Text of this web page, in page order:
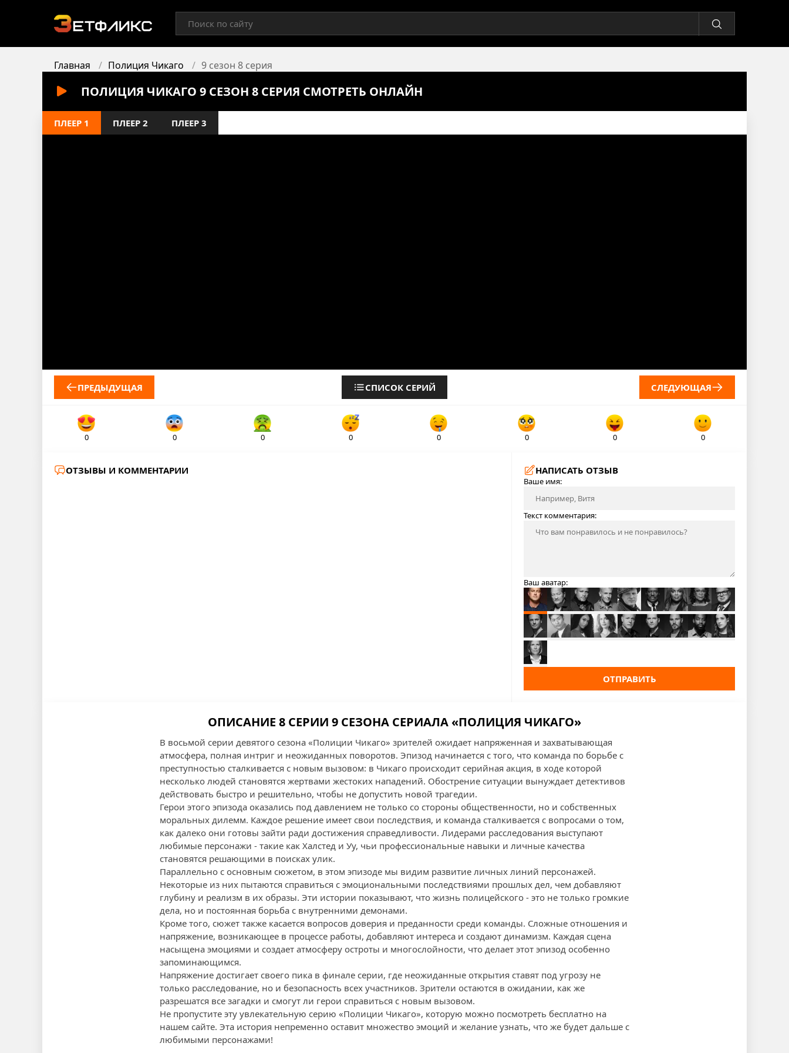
Главная Полиция Чикаго 9 сезон 8 серия
ПОЛИЦИЯ ЧИКАГО 9 СЕЗОН 8 СЕРИЯ СМОТРЕТЬ ОНЛАЙН
ПЛЕЕР 1 ПЛЕЕР 2 ПЛЕЕР 3
ПРЕДЫДУЩАЯ СПИСОК СЕРИЙ СЛЕДУЮЩАЯ
0 0 0 0 0 0 0 0
ОТЗЫВЫ И КОММЕНТАРИИ НАПИСАТЬ ОТЗЫВ
Ваше имя:
Текст комментария:
Ваш аватар:
ОТПРАВИТЬ
ОПИСАНИЕ 8 СЕРИИ 9 СЕЗОНА СЕРИАЛА «ПОЛИЦИЯ ЧИКАГО»
В восьмой серии девятого сезона «Полиции Чикаго» зрителей ожидает напряженная и захватывающая
атмосфера, полная интриг и неожиданных поворотов. Эпизод начинается с того, что команда по борьбе с
преступностью сталкивается с новым вызовом: в Чикаго происходит серийная акция, в ходе которой
несколько людей становятся жертвами жестоких нападений. Обострение ситуации вынуждает детективов
действовать быстро и решительно, чтобы не допустить новой трагедии.
Герои этого эпизода оказались под давлением не только со стороны общественности, но и собственных
моральных дилемм. Каждое решение имеет свои последствия, и команда сталкивается с вопросами о том,
как далеко они готовы зайти ради достижения справедливости. Лидерами расследования выступают
любимые персонажи - такие как Халстед и Уу, чьи профессиональные навыки и личные качества
становятся решающими в поисках улик.
Параллельно с основным сюжетом, в этом эпизоде мы видим развитие личных линий персонажей.
Некоторые из них пытаются справиться с эмоциональными последствиями прошлых дел, чем добавляют
глубину и реализм в их образы. Эти истории показывают, что жизнь полицейского - это не только громкие
дела, но и постоянная борьба с внутренними демонами.
Кроме того, сюжет также касается вопросов доверия и преданности среди команды. Сложные отношения и
напряжение, возникающее в процессе работы, добавляют интереса и создают динамизм. Каждая сцена
насыщена эмоциями и создает атмосферу остроты и многослойности, что делает этот эпизод особенно
запоминающимся.
Напряжение достигает своего пика в финале серии, где неожиданные открытия ставят под угрозу не
только расследование, но и безопасность всех участников. Зрители остаются в ожидании, как же
разрешатся все загадки и смогут ли герои справиться с новым вызовом.
Не пропустите эту увлекательную серию «Полиции Чикаго», которую можно посмотреть бесплатно на
нашем сайте. Эта история непременно оставит множество эмоций и желание узнать, что же будет дальше с
любимыми персонажами!